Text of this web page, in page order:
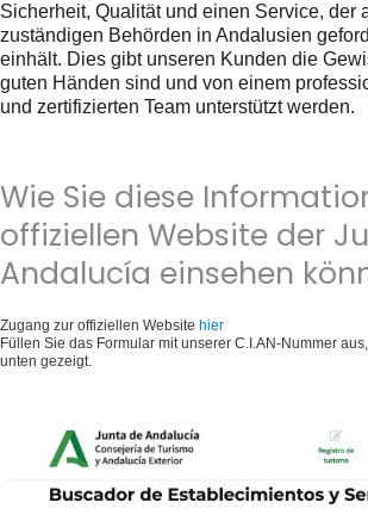
Sicherheit, Qualität und einen Service, der
zuständigen Behörden in Andalusien
einhält. Dies gibt unseren Kunden die
guten Händen sind und von einem
und zertifizierten Team unterstützt werden.
Wie Sie diese
offiziellen Website der
Andalucía einsehen
Zugang zur offiziellen Website hier
Füllen Sie das Formular mit unserer C.I.AN-Nummer
unten gezeigt.